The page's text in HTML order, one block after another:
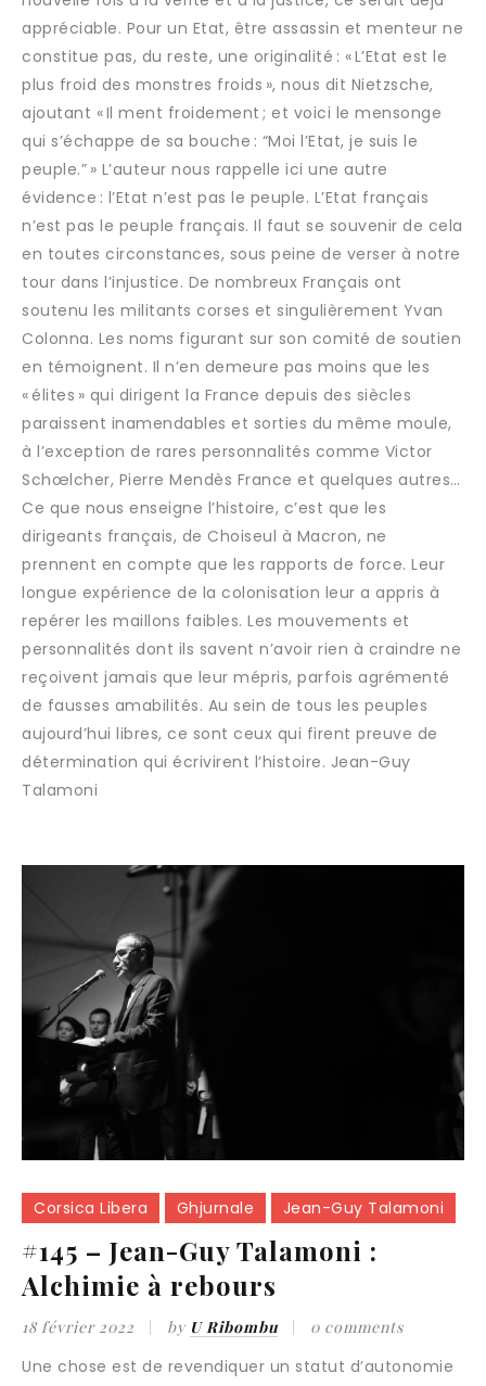
appréciable. Pour un Etat, être assassin et menteur ne
constitue pas, du reste, une originalité : « L’Etat est le
plus froid des monstres froids », nous dit Nietzsche,
ajoutant « Il ment froidement ; et voici le mensonge
qui s’échappe de sa bouche : “Moi l’Etat, je suis le
peuple.” » L’auteur nous rappelle ici une autre
évidence : l’Etat n’est pas le peuple. L’Etat français
n’est pas le peuple français. Il faut se souvenir de cela
en toutes circonstances, sous peine de verser à notre
tour dans l’injustice. De nombreux Français ont
soutenu les militants corses et singulièrement Yvan
Colonna. Les noms figurant sur son comité de soutien
en témoignent. Il n’en demeure pas moins que les
« élites » qui dirigent la France depuis des siècles
paraissent inamendables et sorties du même moule,
à l’exception de rares personnalités comme Victor
Schœlcher, Pierre Mendès France et quelques autres…
Ce que nous enseigne l’histoire, c’est que les
dirigeants français, de Choiseul à Macron, ne
prennent en compte que les rapports de force. Leur
longue expérience de la colonisation leur a appris à
repérer les maillons faibles. Les mouvements et
personnalités dont ils savent n’avoir rien à craindre ne
reçoivent jamais que leur mépris, parfois agrémenté
de fausses amabilités. Au sein de tous les peuples
aujourd’hui libres, ce sont ceux qui firent preuve de
détermination qui écrivirent l’histoire. Jean-Guy
Talamoni
Corsica Libera Ghjurnale Jean-Guy Talamoni
#145 – Jean-Guy Talamoni :
Alchimie à rebours
18 février 2022 by U Ribombu 0 comments
Une chose est de revendiquer un statut d’autonomie